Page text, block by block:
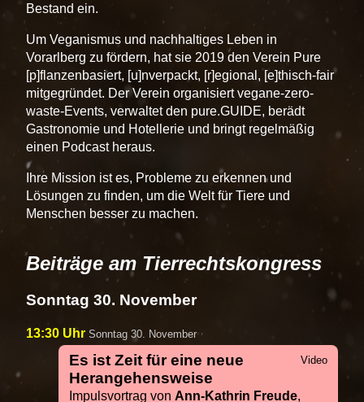
Bestand ein.
Um Veganismus und nachhaltiges Leben in
Vorarlberg zu fördern, hat sie 2019 den Verein Pure
[p]flanzenbasiert, [u]nverpackt, [r]egional, [e]thisch-fair
mitgegründet. Der Verein organisiert vegane-zero-
waste-Events, verwaltet den pure.GUIDE, berädt
Gastronomie und Hotellerie und bringt regelmäßig
einen Podcast heraus.
Ihre Mission ist es, Probleme zu erkennen und
Lösungen zu finden, um die Welt für Tiere und
Menschen besser zu machen.
Beiträge am Tierrechtskongress
Sonntag 30. November
13:30 Uhr Sonntag 30. November
Es ist Zeit für eine neue
Herangehensweise
Impulsvortrag von Ann-Kathrin Freude,